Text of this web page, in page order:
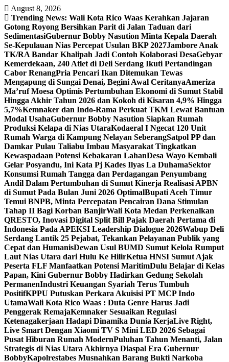
Skip
to
content
August 8, 2026
Trending News: Wali Kota Rico Waas Kerahkan Jajaran
Gotong Royong Bersihkan Parit di Jalan Taduan dari
SedimentasiGubernur Bobby Nasution Minta Kepala Daerah
Se-Kepulauan Nias Percepat Usulan BKP 2027Jambore Anak
TK/RA Bandar Khalipah Jadi Contoh Kolaborasi DesaGebyar
Kemerdekaan, 240 Atlet di Deli Serdang Ikuti Pertandingan
Cabor RenangPria Pencari Ikan Ditemukan Tewas
Mengapung di Sungai Denai, Begini Awal Ceritanya‎Ameriza
Ma’ruf Moesa‎ Optimis Pertumbuhan Ekonomi di Sumut Stabil
Hingga Akhir Tahun 2026 dan Kokoh di Kisaran 4,9% Hingga
5,7%Kemnaker dan Indo-Rama Perkuat TKM Lewat Bantuan
Modal UsahaGubernur Bobby Nasution Siapkan Rumah
Produksi Kelapa di Nias UtaraKodaeral I Ngecat 120 Unit
Rumah Warga di Kampung Nelayan SeberangSatpol PP dan
Damkar Pulau Taliabu Imbau Masyarakat Tingkatkan
Kewaspadaan Potensi Kebakaran LahanDesa Wayo Kembali
Gelar Posyandu, Ini Kata Pj Kades Ilyas La DuhamaSektor
Konsumsi Rumah Tangga dan Perdagangan Penyumbang
Andil Dalam Pertumbuhan di Sumut ‎ Kinerja Realisasi APBN
di Sumut Pada Bulan Juni 2026 Optimal‎‎Bupati Aceh Timur
Temui BNPB, Minta Percepatan Pencairan Dana Stimulan
Tahap II Bagi Korban BanjirWali Kota Medan Perkenalkan
QRESTO, Inovasi Digital Split Bill Pajak Daerah Pertama di
Indonesia Pada APEKSI Leadership Dialogue 2026Wabup Deli
Serdang Lantik 25 Pejabat, Tekankan Pelayanan Publik yang
Cepat dan HumanisDewan Usul BUMD Sumut Kelola Rumput
Laut Nias Utara dari Hulu Ke HilirKetua HNSI Sumut Ajak
Peserta FLF Manfaatkan Potensi MaritimDulu Belajar di Kelas
Papan, Kini Gubernur Bobby Hadirkan Gedung Sekolah
PermanenIndustri Keuangan Syariah Terus Tumbuh
PositifKPPU Putuskan Perkara Akuisisi PT MCP Indo
UtamaWali Kota Rico Waas : Duta Genre Harus Jadi
Penggerak RemajaKemnaker Sesuaikan Regulasi
Ketenagakerjaan Hadapi Dinamika Dunia KerjaLive Right,
Live Smart Dengan Xiaomi TV S Mini LED 2026 Sebagai
Pusat Hiburan Rumah ModernPuluhan Tahun Menanti, Jalan
Strategis di Nias Utara Akhirnya Diaspal Era Gubernur
BobbyKapolrestabes Musnahkan Barang Bukti Narkoba